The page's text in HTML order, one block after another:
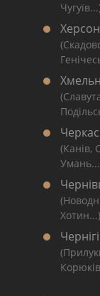
Херсон
(Канів,
Хотин...)